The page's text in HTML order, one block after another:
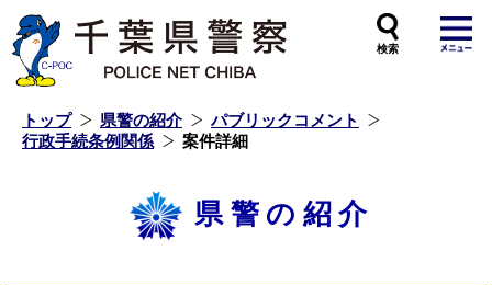
トップ 県警の紹介
パブリックコメント
行政手続条例関係
案件詳細
県警の紹介